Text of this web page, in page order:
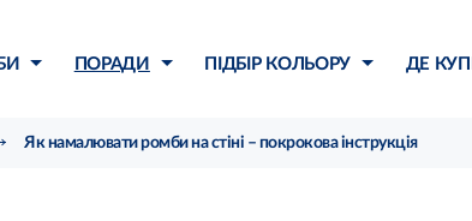
ПОРАДИ ПІДБІР КОЛЬОРУ ДЕ
Як намалювати ромби на стіні – покрокова інструкція